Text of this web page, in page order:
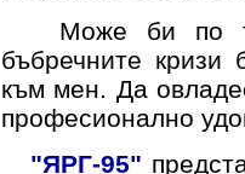
Може би по
бъбречните кризи
към мен. Да
професионално
"ЯРГ-95"